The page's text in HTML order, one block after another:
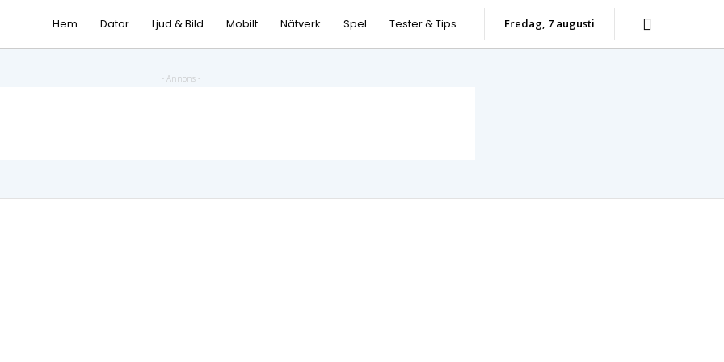
Hem Dator Ljud & Bild Mobilt Nätverk Spel Tester & Tips fredag, 7 augusti